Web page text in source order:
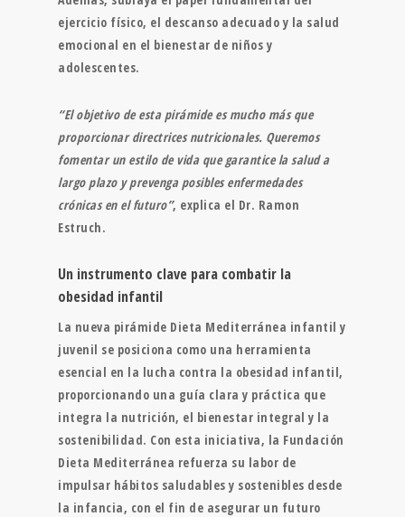
ejercicio físico, el descanso adecuado y la salud
emocional en el bienestar de niños y
adolescentes.
“El objetivo de esta pirámide es mucho más que
proporcionar directrices nutricionales. Queremos
fomentar un estilo de vida que garantice la salud a
largo plazo y prevenga posibles enfermedades
crónicas en el futuro”, explica el Dr. Ramon
Estruch.
Un instrumento clave para combatir la
obesidad infantil
La nueva pirámide Dieta Mediterránea infantil y
juvenil se posiciona como una herramienta
esencial en la lucha contra la obesidad infantil,
proporcionando una guía clara y práctica que
integra la nutrición, el bienestar integral y la
sostenibilidad. Con esta iniciativa, la Fundación
Dieta Mediterránea refuerza su labor de
impulsar hábitos saludables y sostenibles desde
la infancia, con el fin de asegurar un futuro